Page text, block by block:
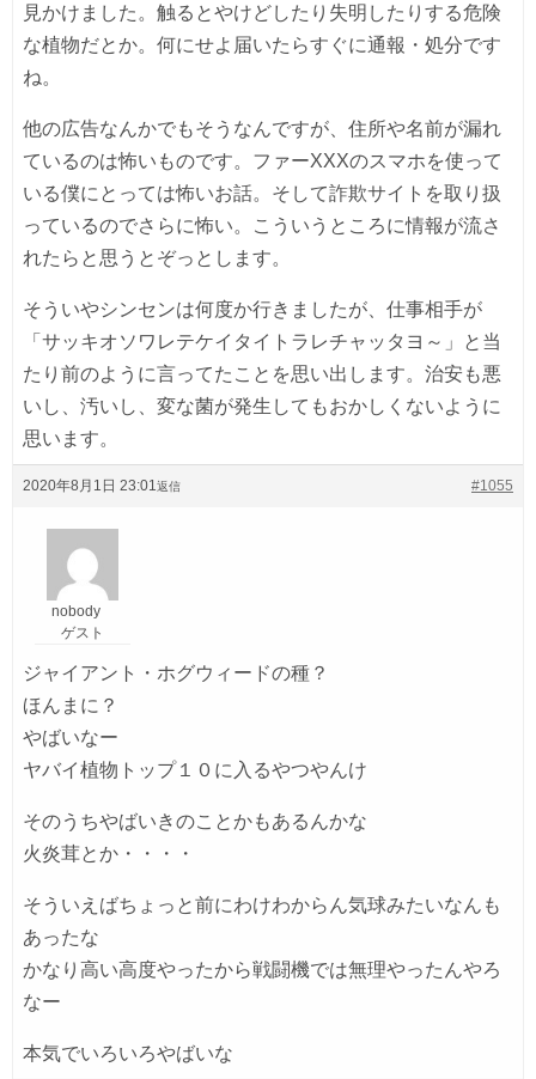
見かけました。触るとやけどしたり失明したりする危険
な植物だとか。何にせよ届いたらすぐに通報・処分です
ね。
他の広告なんかでもそうなんですが、住所や名前が漏れ
ているのは怖いものです。ファーXXXのスマホを使って
いる僕にとっては怖いお話。そして詐欺サイトを取り扱
っているのでさらに怖い。こういうところに情報が流さ
れたらと思うとぞっとします。
そういやシンセンは何度か行きましたが、仕事相手が
「サッキオソワレテケイタイトラレチャッタヨ～」と当
たり前のように言ってたことを思い出します。治安も悪
いし、汚いし、変な菌が発生してもおかしくないように
思います。
2020年8月1日 23:01 #1055
返信
nobody
ゲスト
ジャイアント・ホグウィードの種？
ほんまに？
やばいなー
ヤバイ植物トップ１０に入るやつやんけ
そのうちやばいきのことかもあるんかな
火炎茸とか・・・・
そういえばちょっと前にわけわからん気球みたいなんも
あったな
かなり高い高度やったから戦闘機では無理やったんやろ
なー
本気でいろいろやばいな